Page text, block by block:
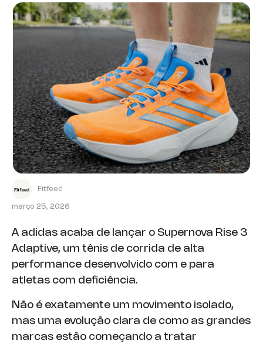
Fitfeed
março 25, 2026
A adidas acaba de lançar o Supernova Rise 3
Adaptive, um tênis de corrida de alta
performance desenvolvido com e para
atletas com deficiência.
Não é exatamente um movimento isolado,
mas uma evolução clara de como as grandes
marcas estão começando a tratar